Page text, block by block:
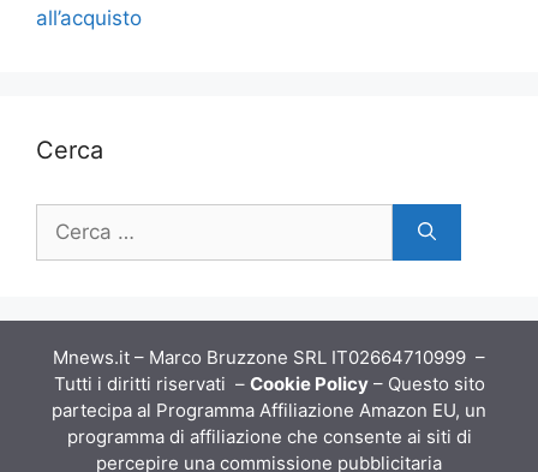
all’acquisto
Cerca
per:
Mnews.it – Marco Bruzzone SRL IT02664710999 –
Tutti i diritti riservati – Cookie Policy– Questo sito
partecipa al Programma Affiliazione Amazon EU, un
programma di affiliazione che consente ai siti di
percepire una commissione pubblicitaria